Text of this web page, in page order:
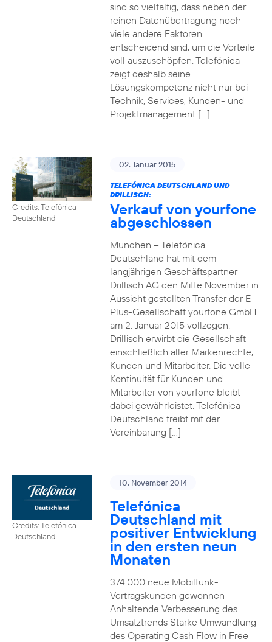
sind so vielfältig, dass neben der
reinen Datenübertragung noch
viele andere Faktoren
entscheidend sind, um die Vorteile
voll auszuschöpfen. Telefónica
zeigt deshalb seine
Lösungskompetenz nicht nur bei
Technik, Services, Kunden- und
Projektmanagement […]
Credits: Telefónica
Deutschland
02. Januar 2015
TELEFÓNICA DEUTSCHLAND UND
DRILLISCH:
Verkauf von yourfone
abgeschlossen
München – Telefónica
Deutschland hat mit dem
langjährigen Geschäftspartner
Drillisch AG den Mitte November in
Aussicht gestellten Transfer der E-
Plus-Gesellschaft yourfone GmbH
am 2. Januar 2015 vollzogen.
Drillisch erwirbt die Gesellschaft
einschließlich aller Markenrechte,
Kunden und Mitarbeiter. Die volle
Kontinuität für Kunden und
Mitarbeiter von yourfone bleibt
dabei gewährleistet. Telefónica
Deutschland treibt mit der
Vereinbarung […]
Credits: Telefónica
Deutschland
10. November 2014
Telefónica
Deutschland mit
positiver Entwicklung
in den ersten neun
Monaten
374.000 neue Mobilfunk-
Vertragskunden gewonnen
Anhaltende Verbesserung des
Umsatztrends Starke Umwandlung
des Operating Cash Flow in Free